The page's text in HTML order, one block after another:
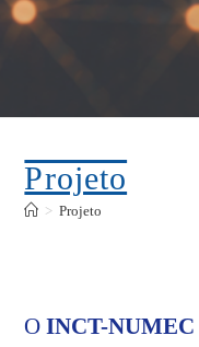
Projeto
> Projeto
OINCT-NUMEC